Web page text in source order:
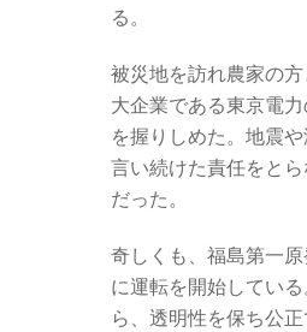
る。
被災地を訪れ農家の
大企業である東京電
を握りしめた。地震
言い続けた責任をと
だった。
奇しくも、福島第一
に運転を開始してい
ら、透明性を保ち公